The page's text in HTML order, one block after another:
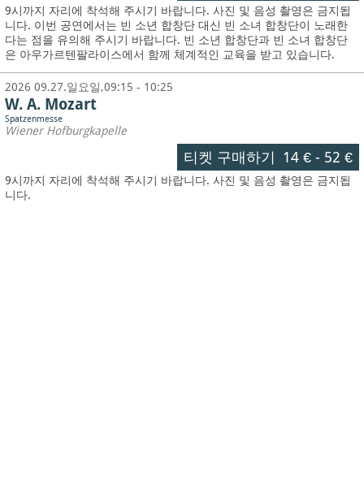
9시까지 자리에 착석해 주시기 바랍니다. 사진 및 음성 촬영은 금지됩
니다. 이번 공연에서는 빈 소년 합창단 대신 빈 소녀 합창단이 노래한
다는 점을 유의해 주시기 바랍니다. 빈 소년 합창단과 빈 소녀 합창단
은 아우가르텐팔라이스에서 함께 체계적인 교육을 받고 있습니다.
2026 09.27.일요일,09:15 - 10:25
W. A. Mozart
Spatzenmesse
Wiener Hofburgkapelle
티켓 구매하기 14 €- 52 €
9시까지 자리에 착석해 주시기 바랍니다. 사진 및 음성 촬영은 금지됩
니다.